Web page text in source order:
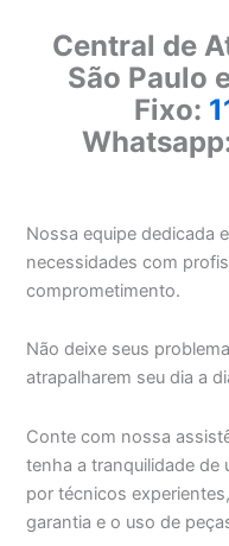
Central de
São Paulo
Fixo:
Nossa equipe dedicada
necessidades com
comprometimento.
Não deixe seus
atrapalharem seu dia a
Conte com nossa
tenha a tranquilidade de
por técnicos
garantia e o uso de